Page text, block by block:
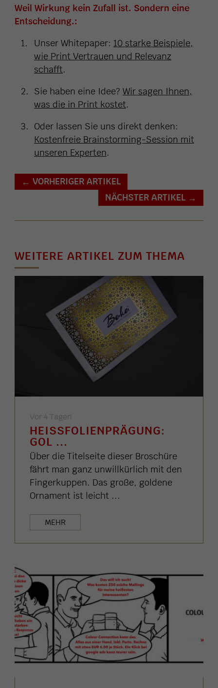
Weil Wirkung kein Zufall ist. Sondern eine
Entscheidung.:
Unser Whitepaper: 10 starke Beispiele,
wie Print Vertrauen und Relevanz
schafft.
Sie haben eine Idee? Wir sagen Ihnen,
was die in Print kostet.
Oder lassen Sie uns direkt denken:
Kostenfreie Brainstorming-Session mit
unseren Experten.
← VORHERIGER ARTIKEL
NÄCHSTER ARTIKEL →
WEITERE ARTIKEL ZUM THEMA
Vor 4 Tagen
HEISSFOLIENPRÄGUNG: G
OL ...
Über die Titelseite dieser Broschüre
fährt man ganz unwillkürlich mit den
Fingerkuppen. Das große, goldene
Ornament ist leicht ...
MEHR